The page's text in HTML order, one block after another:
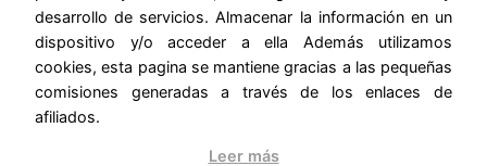
BLUETTI AC180
JACKERY EXPLORER 500
desarrollo de servicios. Almacenar la información en un
dispositivo y/o acceder a ella Además utilizamos
cookies, esta pagina se mantiene gracias a las pequeñas
comisiones generadas a través de los enlaces de
afiliados.
Leer más